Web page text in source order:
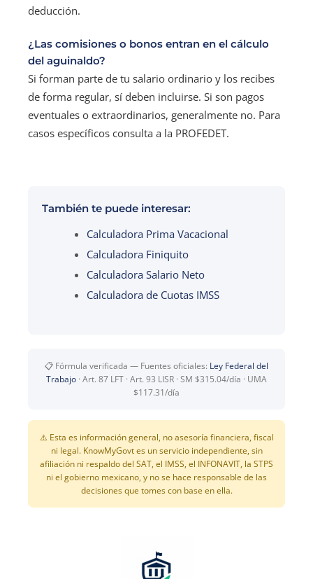
deducción.
¿Las comisiones o bonos entran en el cálculo
del aguinaldo?
Si forman parte de tu salario ordinario y los recibes
de forma regular, sí deben incluirse. Si son pagos
eventuales o extraordinarios, generalmente no. Para
casos específicos consulta a la PROFEDET.
También te puede interesar:
Calculadora Prima Vacacional
Calculadora Finiquito
Calculadora Salario Neto
Calculadora de Cuotas IMSS
📋 Fórmula verificada — Fuentes oficiales: Ley Federal del
Trabajo · Art. 87 LFT · Art. 93 LISR · SM $315.04/día · UMA
$117.31/día
⚠️ Esta es información general, no asesoría financiera, fiscal
ni legal. KnowMyGovt es un servicio independiente, sin
afiliación ni respaldo del SAT, el IMSS, el INFONAVIT, la STPS
ni el gobierno mexicano, y no se hace responsable de las
decisiones que tomes con base en ella.